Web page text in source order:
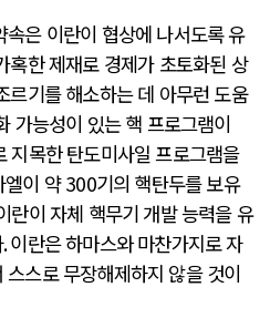
은 이란이 협상에 나서도록 유
혹한 제재로 경제가 초토화된 상
르기를 해소하는 데 아무런 도움
가능성이 있는 핵 프로그램이
지목한 탄도미사일 프로그램을
엘이 약300기의 핵탄두를 보유
란이 자체 핵무기 개발 능력을 유
.이란은 하마스와 마찬가지로 자
스로 무장해제하지 않을 것이